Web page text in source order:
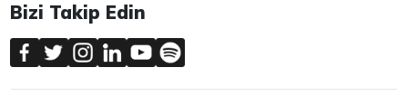
Bizi Takip Edin